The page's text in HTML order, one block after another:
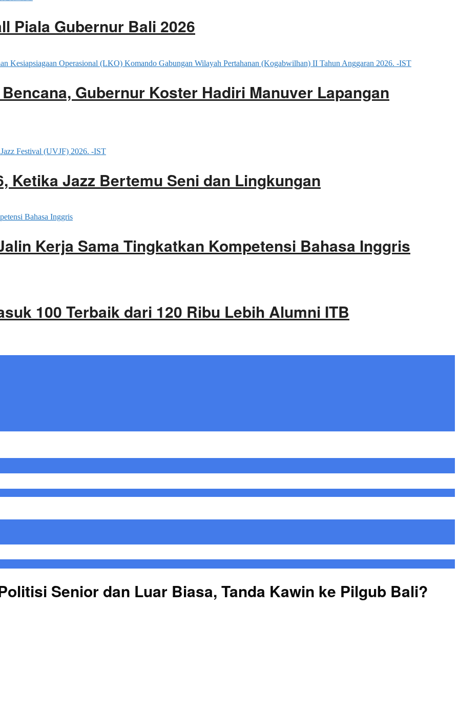
Piala Gubernur Bali 2026
Gubernur Koster Hadiri Manuver Lapangan
Ketika Jazz Bertemu Seni dan Lingkungan
Kerja Sama Tingkatkan Kompetensi Bahasa Inggris
100 Terbaik dari 120 Ribu Lebih Alumni ITB
Senior dan Luar Biasa, Tanda Kawin ke Pilgub Bali?